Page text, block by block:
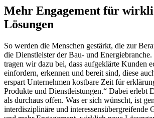
Mehr Engagement für
Lösungen
So werden die Menschen gestärkt, die zur
die Dienstleister der Bau- und
tragen wir dazu bei, dass aufgeklärte Kunden
einfordern, erkennen und bereit sind, diese
erspart Unternehmen kostbare Zeit für
Produkte und Dienstleistungen.“ Dabei erlebt
als durchaus offen. Was er sich wünscht, ist
interdisziplinäre und interessensübergreifende